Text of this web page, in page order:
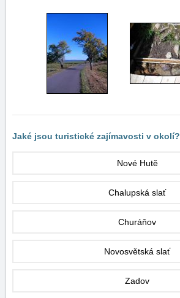
Jaké jsou turistické zajímavosti v okolí?
Nové Hutě
Chalupská slať
Churáňov
Novosvětská slať
Zadov